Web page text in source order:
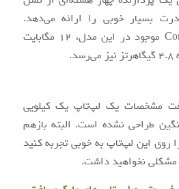
بسیار خوبی را ارائه می‌دهد.
پردازنده Core i7 11370H موجود در این مدل، 12 مگابایت
مشخصات یک لپ‌تاپ یک کیلویی
طراحی نشده است. البته بازهم
روی این لپ‌تاپ به خوبی تجربه کنید
مشکلی نخواهید داشت.